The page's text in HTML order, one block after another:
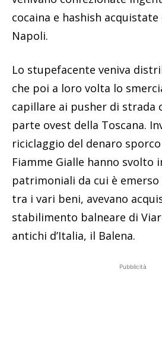
cocaina e hashish
Napoli.
Lo stupefacente veniva
che poi a loro volta lo
capillare ai pusher di strada
parte ovest della Toscana.
riciclaggio del denaro
Fiamme Gialle hanno svolto
patrimoniali da cui è
tra i vari beni, avevano
stabilimento balneare di
antichi d’Italia, il Balena.
Pubblicità